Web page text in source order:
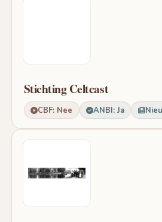
Stichting Celtcast
CBF: Nee ANBI: Ja